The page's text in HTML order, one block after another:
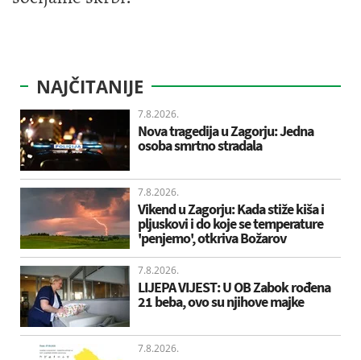
NAJČITANIJE
7.8.2026.
Nova tragedija u Zagorju: Jedna
osoba smrtno stradala
7.8.2026.
Vikend u Zagorju: Kada stiže kiša i
pljuskovi i do koje se temperature
'penjemo', otkriva Božarov
7.8.2026.
LIJEPA VIJEST: U OB Zabok rođena
21 beba, ovo su njihove majke
7.8.2026.